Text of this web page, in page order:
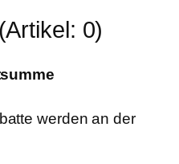
(Artikel: 0)
werden an der